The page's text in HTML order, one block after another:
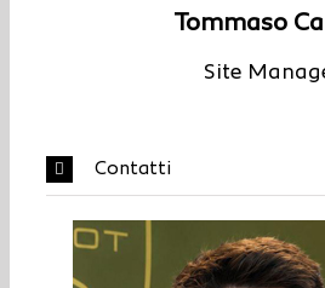
Tommaso
Site
Contatti